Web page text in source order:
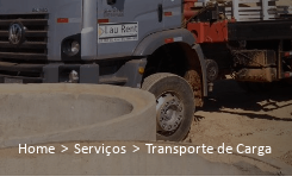
Home > Serviços > Transporte de Carga